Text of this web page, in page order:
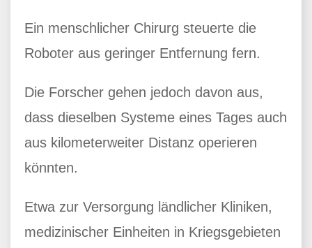
Ein menschlicher Chirurg steuerte die
Roboter aus geringer Entfernung fern.
Die Forscher gehen jedoch davon aus,
dass dieselben Systeme eines Tages auch
aus kilometerweiter Distanz operieren
könnten.
Etwa zur Versorgung ländlicher Kliniken,
medizinischer Einheiten in Kriegsgebieten